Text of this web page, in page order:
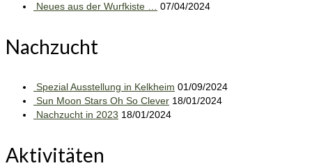
Neues aus der Wurfkiste …
07/04/2024
Nachzucht
Spezial Ausstellung in Kelkheim 01/09/2024
Sun Moon Stars Oh So Clever 18/01/2024
Nachzucht in 2023 18/01/2024
Aktivitäten